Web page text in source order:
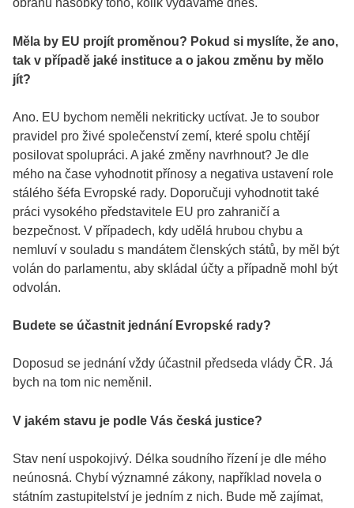
Měla by EU projít proměnou? Pokud si myslíte, že ano,
tak v případě jaké instituce a o jakou změnu by mělo
jít?
Ano. EU bychom neměli nekriticky uctívat. Je to soubor
pravidel pro živé společenství zemí, které spolu chtějí
posilovat spolupráci. A jaké změny navrhnout? Je dle
mého na čase vyhodnotit přínosy a negativa ustavení role
stálého šéfa Evropské rady. Doporučuji vyhodnotit také
práci vysokého představitele EU pro zahraničí a
bezpečnost. V případech, kdy udělá hrubou chybu a
nemluví v souladu s mandátem členských států, by měl být
volán do parlamentu, aby skládal účty a případně mohl být
odvolán.
Budete se účastnit jednání Evropské rady?
Doposud se jednání vždy účastnil předseda vlády ČR. Já
bych na tom nic neměnil.
V jakém stavu je podle Vás česká justice?
Stav není uspokojivý. Délka soudního řízení je dle mého
neúnosná. Chybí významné zákony, například novela o
státním zastupitelství je jedním z nich. Bude mě zajímat,